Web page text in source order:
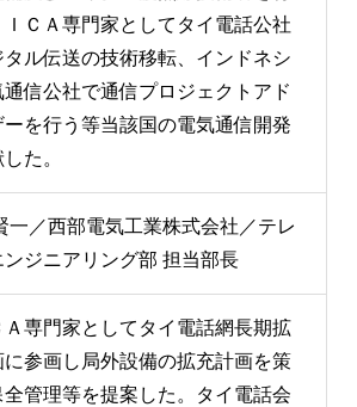
ＩＣＡ専門家としてタイ電話公社
タル伝送の技術移転、インドネシ
通信公社で通信プロジェクトアド
ーを行う等当該国の電気通信開発
た。
一／西部電気工業株式会社／テレ
ンジニアリング部 担当部長
Ａ専門家としてタイ電話網長期拡
に参画し局外設備の拡充計画を策
全管理等を提案した。タイ電話会